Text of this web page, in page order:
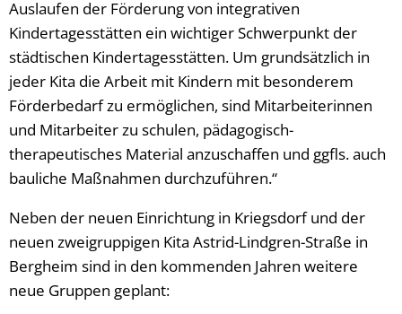
Auslaufen der Förderung von integrativen
Kindertagesstätten ein wichtiger Schwerpunkt der
städtischen Kindertagesstätten. Um grundsätzlich in
jeder Kita die Arbeit mit Kindern mit besonderem
Förderbedarf zu ermöglichen, sind Mitarbeiterinnen
und Mitarbeiter zu schulen, pädagogisch-
therapeutisches Material anzuschaffen und ggfls. auch
bauliche Maßnahmen durchzuführen.“
Neben der neuen Einrichtung in Kriegsdorf und der
neuen zweigruppigen Kita Astrid-Lindgren-Straße in
Bergheim sind in den kommenden Jahren weitere
neue Gruppen geplant: